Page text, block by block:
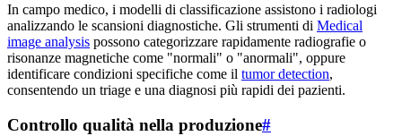
In campo medico, i modelli di classificazione assistono i radiologi
analizzando le scansioni diagnostiche. Gli strumenti di Medical
image analysis possono categorizzare rapidamente radiografie o
risonanze magnetiche come "normali" o "anormali", oppure
identificare condizioni specifiche come il tumor detection,
consentendo un triage e una diagnosi più rapidi dei pazienti.
Controllo qualità nella produzione#